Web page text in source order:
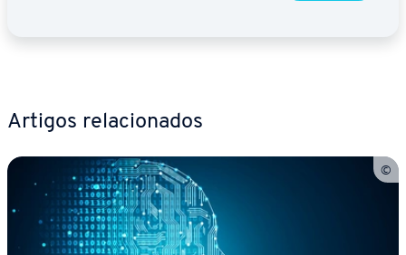
Artigos re­la­ci­o­na­dos